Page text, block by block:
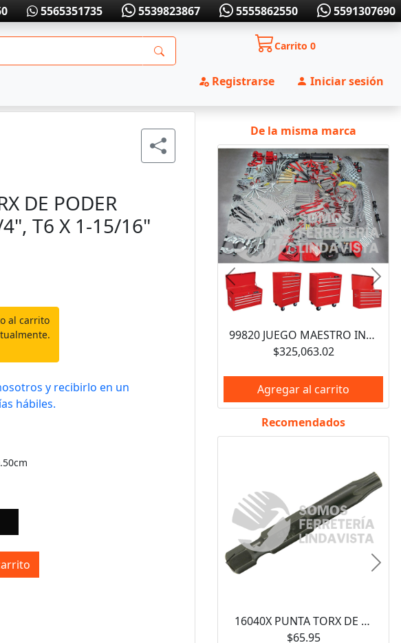
5565351735 5539823867 5555862550 5591307690
Carrito0
Registrarse Iniciar sesión
DE PODER
T6 X 1-15/16"
al carrito
y recibirlo en un
hábiles.
De la misma marca
99820 JUEGO MAESTRO INDUSTRIAL COMBINADO 940 PIEZAS, CON GABINETES EX27M5, EX27M6, EX27S6 URREA
$325,063.02
Agregar al carrito
Anterior
Recomendados
16040X PUNTA TORX DE PODER HEXAGONO DE 1/4", T6 X 1-15/16" URREA
$65.95
Anterior